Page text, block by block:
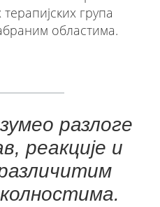
група
областима.
разлоге
реакције и